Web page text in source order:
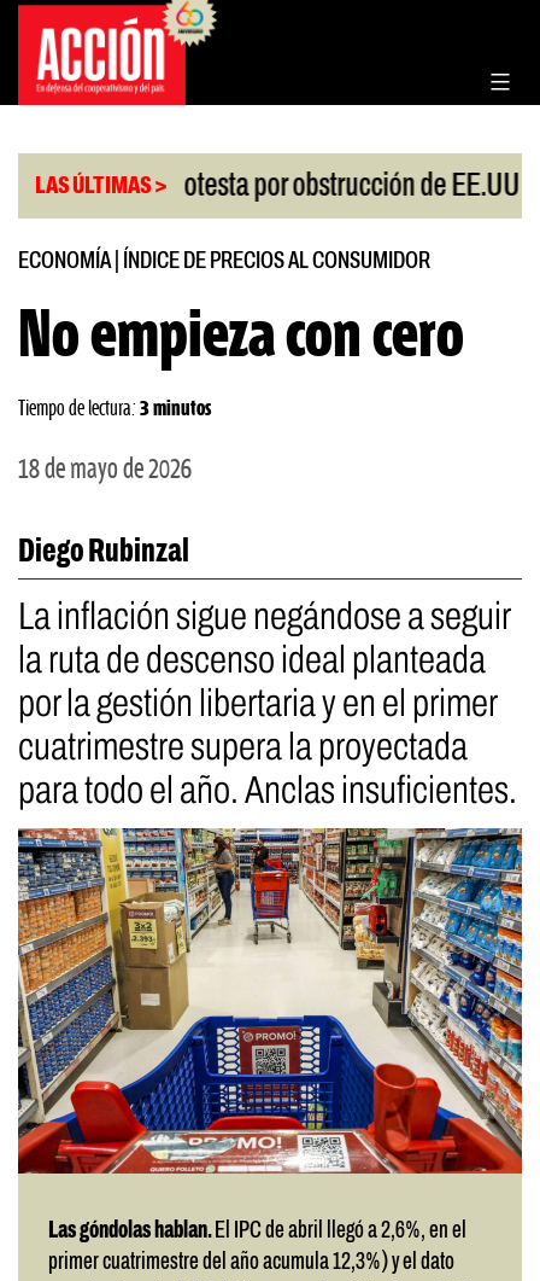
Saltar
contenido
LAS ÚLTIMAS >
China protesta por obstrucción de EE.UU en
ECONOMÍA| ÍNDICE DE PRECIOS AL CONSUMIDOR
No empieza con cero
Tiempo de lectura: 3 minutos
18 de mayo de 2026
Diego Rubinzal
La inflación sigue negándose a seguir
la ruta de descenso ideal planteada
por la gestión libertaria y en el primer
cuatrimestre supera la proyectada
para todo el año. Anclas insuficientes.
Las góndolas hablan. El IPC de abril llegó a 2,6%, en el
primer cuatrimestre del año acumula 12,3%) y el dato